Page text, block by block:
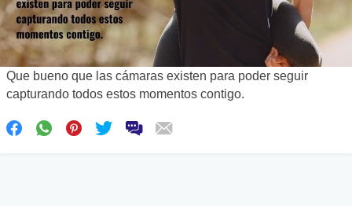
Que bueno que las cámaras existen para poder seguir
capturando todos estos momentos contigo.